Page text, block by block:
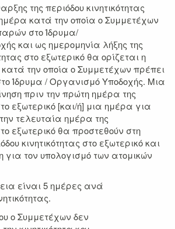
της περιόδου κινητικότητας
κατά την οποία ο Συμμετέχων
στο Ίδρυμα/
και ως ημερομηνία λήξης της
στο εξωτερικό θα ορίζεται η
την οποία ο Συμμετέχων πρέπει
Ίδρυμα / Οργανισμό Υποδοχής. Μια
πριν την πρώτη ημέρα της
εξωτερικό [και/ή] μια ημέρα για
τελευταία ημέρα της
εξωτερικό θα προστεθούν στη
κινητικότητας στο εξωτερικό και
τον υπολογισμό των ατομικών
είναι 5 ημέρες ανά
ο Συμμετέχων δεν